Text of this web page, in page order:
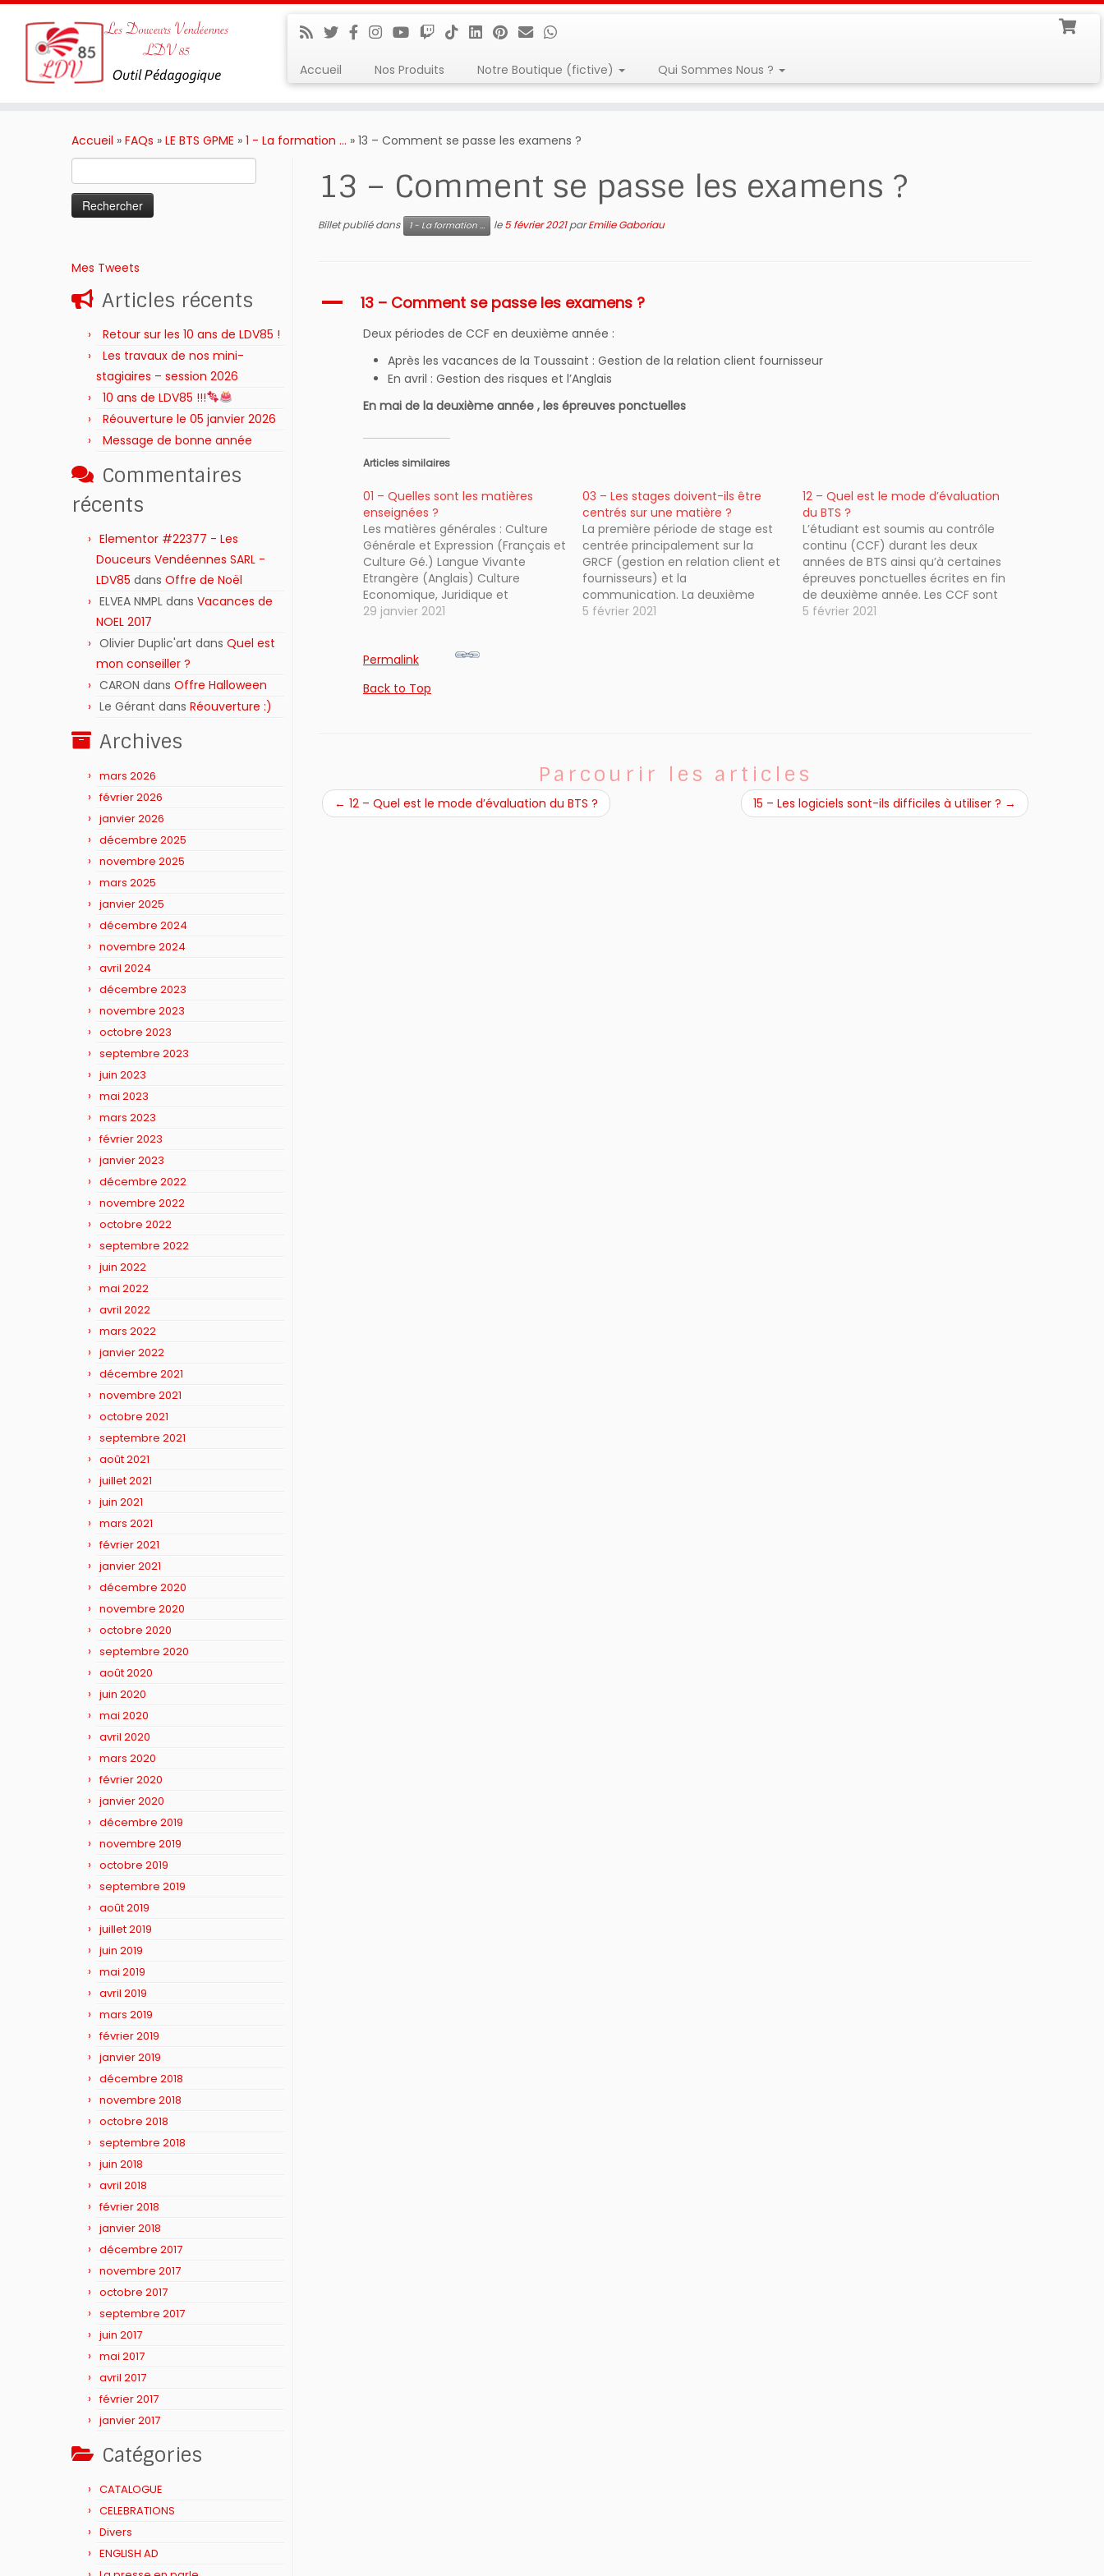
Accueil Nos Produits Notre Boutique (fictive) Qui Sommes Nous ?
Accueil » FAQs » LE BTS GPME » 1 - La formation ... » 13 – Comment se passe les examens ?
Mes Tweets
Articles récents
Retour sur les 10 ans de LDV85 !
Les travaux de nos mini-
stagiaires – session 2026 ‍‍‍‍‍
10 ans de LDV85 !!!
Réouverture le 05 janvier 2026
Message de bonne année
Commentaires
récents
Elementor #22377 - Les
Douceurs Vendéennes SARL -
LDV85 dans Offre de Noël
ELVEA NMPL dans Vacances de
NOEL 2017
Olivier Duplic'art dans Quel est
mon conseiller ?
CARON dans Offre Halloween
Le Gérant dans Réouverture :)
Archives
mars 2026
février 2026
janvier 2026
décembre 2025
novembre 2025
mars 2025
janvier 2025
décembre 2024
novembre 2024
avril 2024
décembre 2023
novembre 2023
octobre 2023
septembre 2023
juin 2023
mai 2023
mars 2023
février 2023
janvier 2023
décembre 2022
novembre 2022
octobre 2022
septembre 2022
juin 2022
mai 2022
avril 2022
mars 2022
janvier 2022
décembre 2021
novembre 2021
octobre 2021
septembre 2021
août 2021
juillet 2021
juin 2021
mars 2021
février 2021
janvier 2021
décembre 2020
novembre 2020
octobre 2020
septembre 2020
août 2020
juin 2020
mai 2020
avril 2020
mars 2020
février 2020
janvier 2020
décembre 2019
novembre 2019
octobre 2019
septembre 2019
août 2019
juillet 2019
juin 2019
mai 2019
avril 2019
mars 2019
février 2019
janvier 2019
décembre 2018
novembre 2018
octobre 2018
septembre 2018
juin 2018
avril 2018
février 2018
janvier 2018
décembre 2017
novembre 2017
octobre 2017
septembre 2017
juin 2017
mai 2017
avril 2017
février 2017
janvier 2017
Catégories
CATALOGUE
CELEBRATIONS
Divers
ENGLISH AD
13 – Comment se passe les examens ?
Billet publié dans 1 - La formation ... le5 février 2021 parEmilie Gaboriau
A 13 – Comment se passe les examens ?
Deux périodes de CCF en deuxième année :
Après les vacances de la Toussaint : Gestion de la relation client fournisseur
En avril : Gestion des risques et l’Anglais
En mai de la deuxième année , les épreuves ponctuelles
Articles similaires
01 – Quelles sont les matières
enseignées ?
Les matières générales : Culture
Générale et Expression (Français et
Culture Gé.) Langue Vivante
Etrangère (Anglais) Culture
Economique, Juridique et
Managériale Les matières
communication Soutenir le
développement de la PME Les
29 janvier 2021
03 – Les stages doivent-ils être
centrés sur une matière ?
La première période de stage est
centrée principalement sur la
GRCF (gestion en relation client et
fournisseurs) et la
communication. La deuxième
période de stage repose sur la
5 février 2021
12 – Quel est le mode d’évaluation
du BTS ?
L’étudiant est soumis au contrôle
continu (CCF) durant les deux
années de BTS ainsi qu’à certaines
épreuves ponctuelles écrites en fin
de deuxième année. Les CCF sont
réalisés au cours de la deuxième
5 février 2021
Permalink
Back to Top
Parcourir les articles
← 12 – Quel est le mode d’évaluation du BTS ? 15 – Les logiciels sont-ils difficiles à utiliser ? →